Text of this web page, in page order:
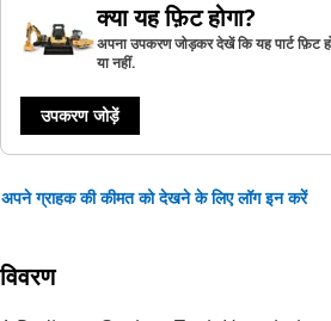
क्या यह फ़िट होगा?
अपना उपकरण जोड़कर देखें कि यह पार्ट फ़िट
या नहीं.
उपकरण जोड़ें
अपने ग्राहक की कीमत को देखने के लिए लॉग इन करें
विवरण